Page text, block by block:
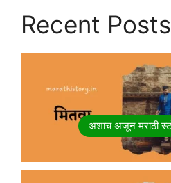
Recent Posts